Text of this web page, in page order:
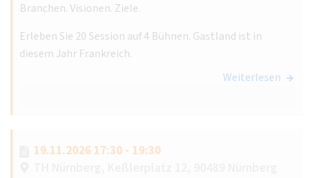
Branchen. Visionen. Ziele.
Erleben Sie 20 Session auf 4 Bühnen. Gastland ist in
diesem Jahr Frankreich.
Weiterlesen
19.11.2026 17:30 - 19:30